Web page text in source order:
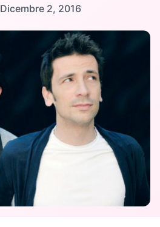
Dicembre 2, 2016